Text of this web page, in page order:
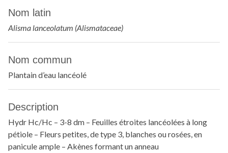
Nom latin
Alisma lanceolatum (Alismataceae)
Nom commun
Plantain d’eau lancéolé
Description
Hydr Hc/Hc – 3-8 dm – Feuilles étroites lancéolées à long
pétiole – Fleurs petites, de type 3, blanches ou rosées, en
panicule ample – Akènes formant un anneau